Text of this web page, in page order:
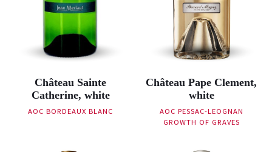
Château Sainte
Catherine, white
AOC BORDEAUX BLANC
Château Pape Clement,
white
AOC PESSAC-LEOGNAN
GROWTH OF GRAVES